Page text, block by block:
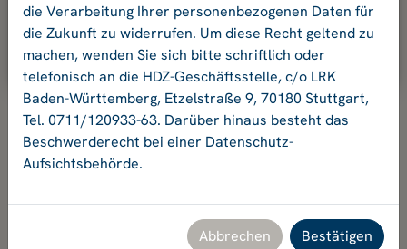
Ok
Hochschuldidaktikzentrum Baden-Württemberg
Etzelstraße 9, 70180 Stuttgart, Tel. +49 711 120933-63,
die Verarbeitung Ihrer personenbezogenen Daten für
die Zukunft zu widerrufen. Um diese Recht geltend zu
machen, wenden Sie sich bitte schriftlich oder
telefonisch an die HDZ-Geschäftsstelle, c/o LRK
Baden-Württemberg, Etzelstraße 9, 70180 Stuttgart,
Tel. 0711/120933-63. Darüber hinaus besteht das
Beschwerderecht bei einer Datenschutz-
Aufsichtsbehörde.
Abbrechen Bestätigen